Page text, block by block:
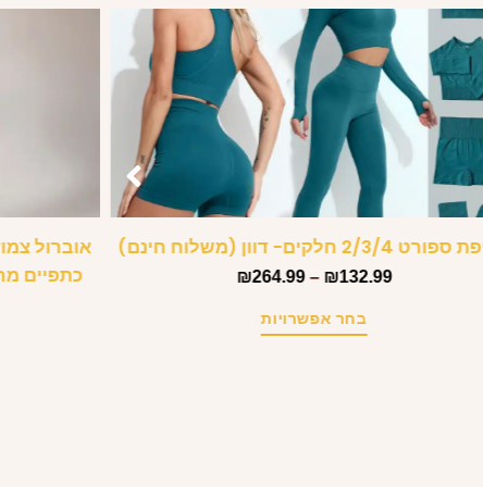
2/3/4 חלקים- דוון (משלוח חינם)
₪132.99
–
₪264.99
בחר אפשרויות
כתפיים